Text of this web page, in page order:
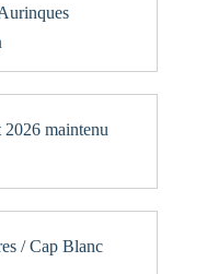
2026 maintenu
/ Cap Blanc